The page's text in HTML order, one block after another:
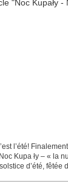
l’été!
Kupa ły – « la
d’été, fêtée